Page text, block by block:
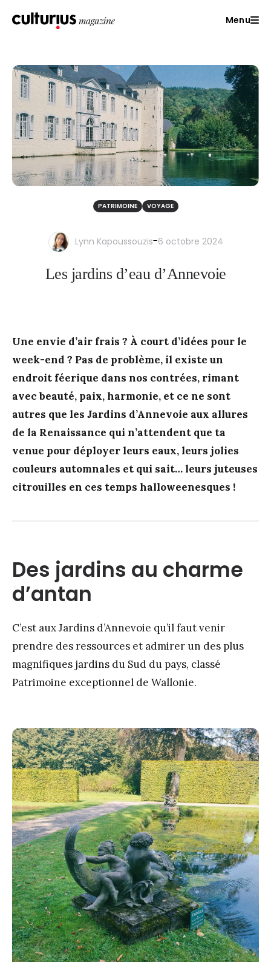
Menu
PATRIMOINE VOYAGE
Lynn Kapoussouzis-6 octobre 2024
Les jardins d’eau d’Annevoie
Une envie d’air frais ? À court d’idées pour le
week-end ? Pas de problème, il existe un
endroit féerique dans nos contrées, rimant
avec beauté, paix, harmonie, et ce ne sont
autres que les Jardins d’Annevoie aux allures
de la Renaissance qui n’attendent que ta
venue pour déployer leurs eaux, leurs jolies
couleurs automnales et qui sait… leurs juteuses
citrouilles en ces temps halloweenesques !
Des jardins au charme
d’antan
C’est aux Jardins d’Annevoie qu’il faut venir
prendre des ressources et admirer un des plus
magnifiques jardins du Sud du pays, classé
Patrimoine exceptionnel de Wallonie.